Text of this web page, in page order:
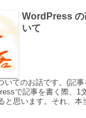
WordPress の
いて
いてのお話です。(記
で記事を書く際、1
と思います。それ、本